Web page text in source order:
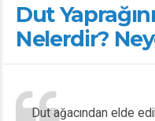
Dut
Nelerdir?
Dut ağacından elde